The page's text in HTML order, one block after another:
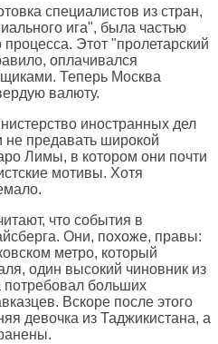
специалистов из стран,
ига", была частью
Этот "пролетарский
оплачивался
Теперь Москва
валюту.
иностранных дел
не предавать широкой
Лимы, в котором они почти
мотивы. Хотя
что события в
Они, похоже, правы:
метро, который
один высокий чиновник из
потребовал больших
Вскоре после этого
девочка из Таджикистана, а